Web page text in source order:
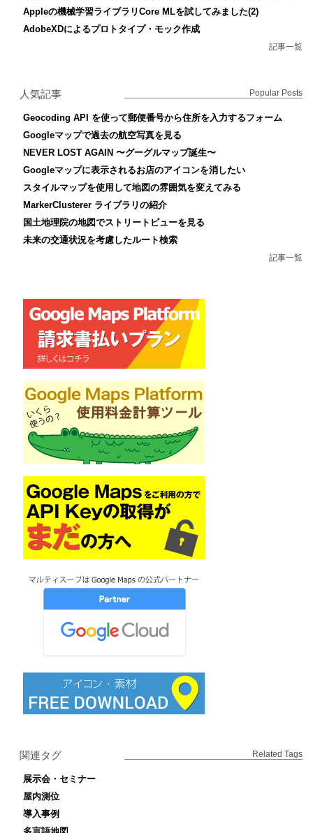
Appleの機械学習ライブラリCore MLを試してみました(2)
AdobeXDによるプロトタイプ・モック作成
記事一覧
人気記事 Popular Posts
Geocoding API を使って郵便番号から住所を入力するフォーム
Googleマップで過去の航空写真を見る
NEVER LOST AGAIN 〜グーグルマップ誕生〜
Googleマップに表示されるお店のアイコンを消したい
スタイルマップを使用して地図の雰囲気を変えてみる
MarkerClusterer ライブラリの紹介
国土地理院の地図でストリートビューを見る
未来の交通状況を考慮したルート検索
記事一覧
関連タグ Related Tags
展示会・セミナー
屋内測位
導入事例